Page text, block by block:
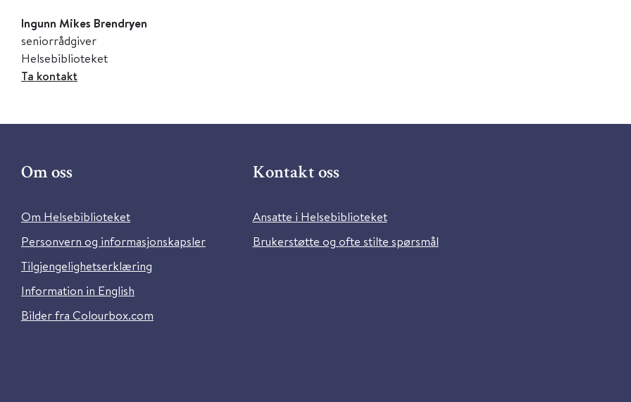
Ingunn Mikes Brendryen
seniorrådgiver
Helsebiblioteket
Ta kontakt
Om oss
Om Helsebiblioteket
Personvern og informasjonskapsler
Tilgjengelighetserklæring
Information in English
Bilder fra Colourbox.com
Kontakt oss
Ansatte i Helsebiblioteket
Brukerstøtte og ofte stilte spørsmål